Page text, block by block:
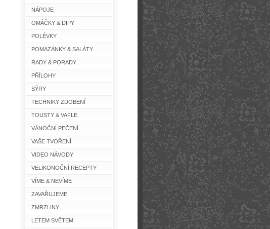
NÁPOJE
OMÁČKY & DIPY
POLÉVKY
POMAZÁNKY & SALÁTY
RADY & PORADY
PŘÍLOHY
SÝRY
TECHNIKY ZDOBENÍ
TOUSTY & VAFLE
VÁNOČNÍ PEČENÍ
VAŠE TVOŘENÍ
VIDEO NÁVODY
VELIKONOČNÍ RECEPTY
VÍME & NEVÍME
ZAVAŘUJEME
ZMRZLINY
LETEM SVĚTEM